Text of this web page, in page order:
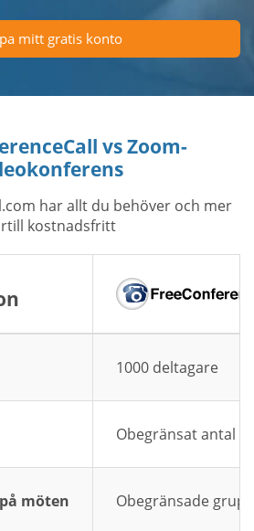
mitt gratis konto
vs Zoom-
har allt du behöver och mer
kostnadsfritt
1000 deltagare
Obegränsat antal
möten Obegränsade